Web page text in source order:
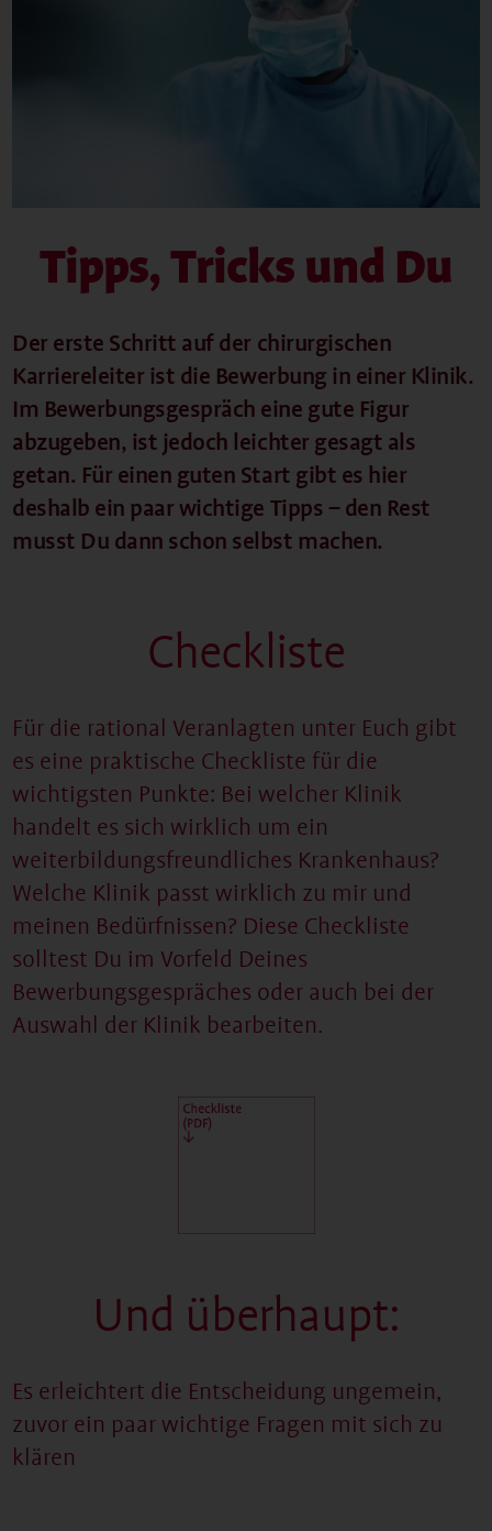
Tipps, Tricks und Du
Der erste Schritt auf der chirurgischen
Karriereleiter ist die Bewerbung in einer Klinik.
Im Bewerbungsgespräch eine gute Figur
abzugeben, ist jedoch leichter gesagt als
getan. Für einen guten Start gibt es hier
deshalb ein paar wichtige Tipps – den Rest
musst Du dann schon selbst machen.
Checkliste
Für die rational Veranlagten unter Euch gibt
es eine praktische Checkliste für die
wichtigsten Punkte: Bei welcher Klinik
handelt es sich wirklich um ein
weiterbildungsfreundliches Krankenhaus?
Welche Klinik passt wirklich zu mir und
meinen Bedürfnissen? Diese Checkliste
solltest Du im Vorfeld Deines
Bewerbungsgespräches oder auch bei der
Auswahl der Klinik bearbeiten.
Und überhaupt:
Es erleichtert die Entscheidung ungemein,
zuvor ein paar wichtige Fragen mit sich zu
klären